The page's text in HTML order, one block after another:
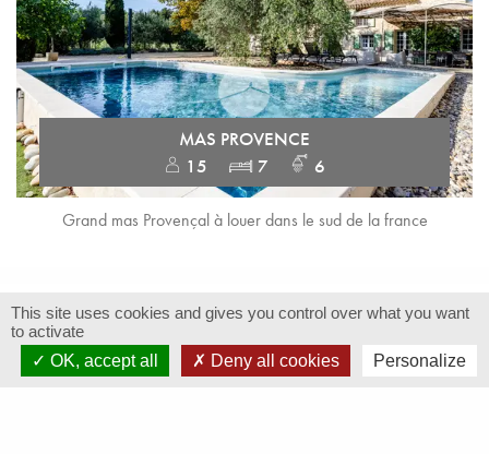
MAS PROVENCE
15
7 6
Grand mas Provençal à louer dans le sud de la france
VISITES ET ACTIVITÉS À FAIRE PROCHE DE
SAINTE-CÉCILE LES VIGNES, AU COEUR
This site uses cookies and gives you control over what you want
to activate
OK, accept all
Deny all cookies Personalize